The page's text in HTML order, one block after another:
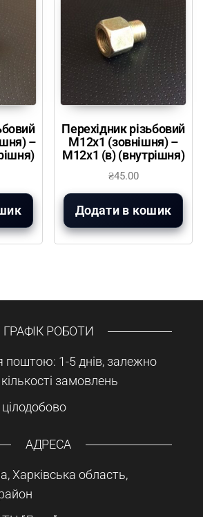
–
Перехідник різьбовий
М12х1 (зовнішня) –
М12х1 (в) (внутрішня)
₴45.00
Додати в кошик
ГРАФІК РОБОТИ
поштою: 1-5 днів, залежно
замовлень
АДРЕСА
Харківська область,